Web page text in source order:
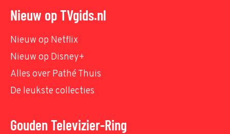
Nieuw op TVgids.nl
Nieuw op Netflix
Nieuw op Disney+
Alles over Pathé Thuis
De leukste collecties
Gouden Televizier-Ring